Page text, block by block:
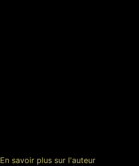
En savoir plus sur l'auteur